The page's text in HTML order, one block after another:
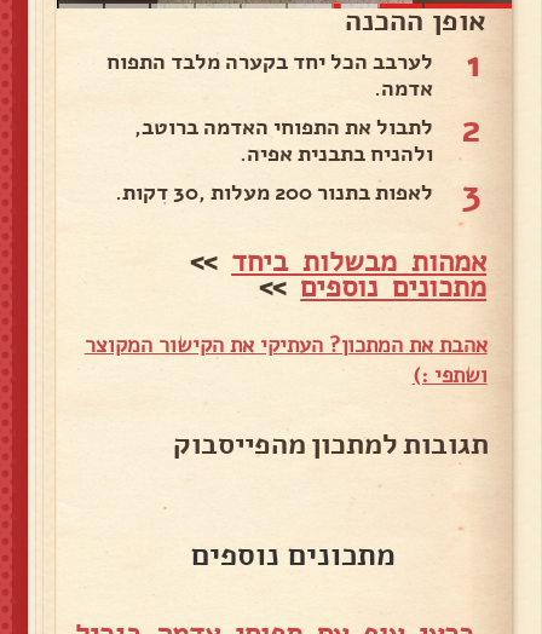
אופן ההכנה
1
לערבב הכל יחד בקערה מלבד התפוח
אדמה.
2
לתבול את התפוחי האדמה ברוטב,
ולהניח בתבנית אפיה.
3 לאפות בתנור 200 מעלות ,30 דקות.
אמהות מבשלות ביחד >>
מתכונים נוספים>>
אהבת את המתכון? העתיקי את הקישור המקוצר
ושתפי :)
תגובות למתכון מהפייסבוק
מתכונים נוספים